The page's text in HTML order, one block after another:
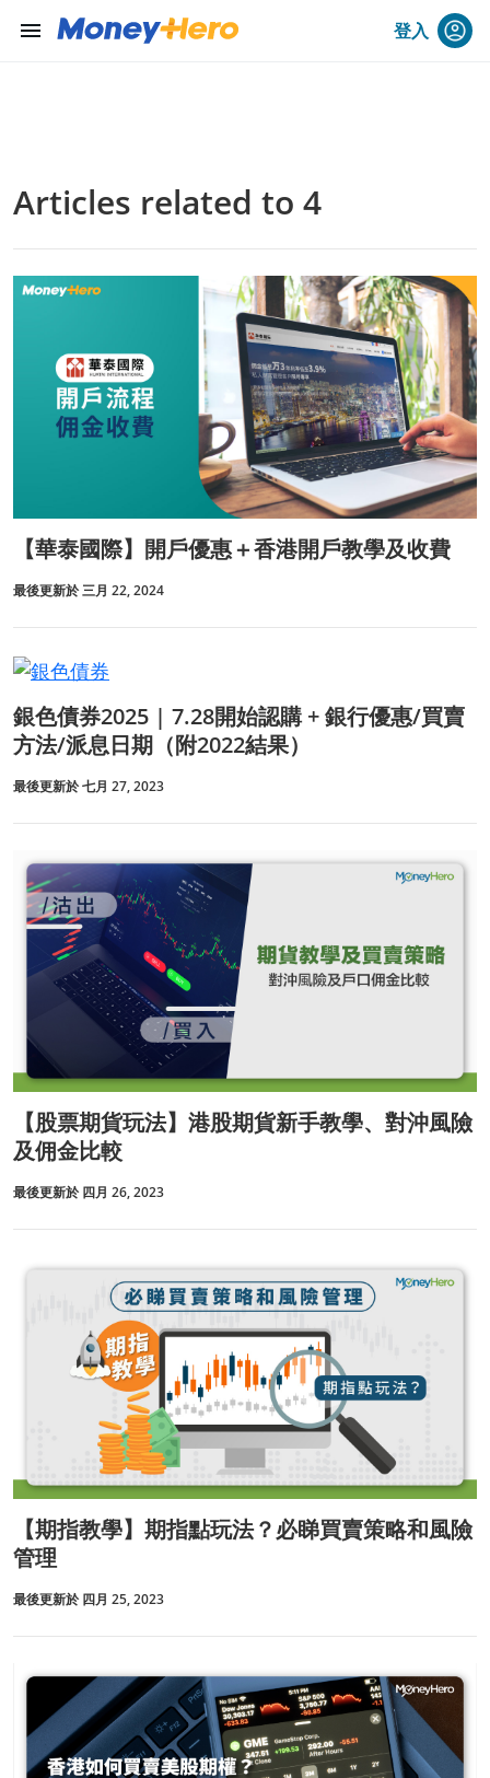
menu 登入
Articles related to 4
【華泰國際】開戶優惠＋香港開戶教學及收費
最後更新於 三月 22, 2024
銀色債券2025 | 7.28開始認購 + 銀行優惠/買賣
方法/派息日期（附2022結果）
最後更新於 七月 27, 2023
【股票期貨玩法】港股期貨新手教學、對沖風險
及佣金比較
最後更新於 四月 26, 2023
【期指教學】期指點玩法？必睇買賣策略和風險
管理
最後更新於 四月 25, 2023